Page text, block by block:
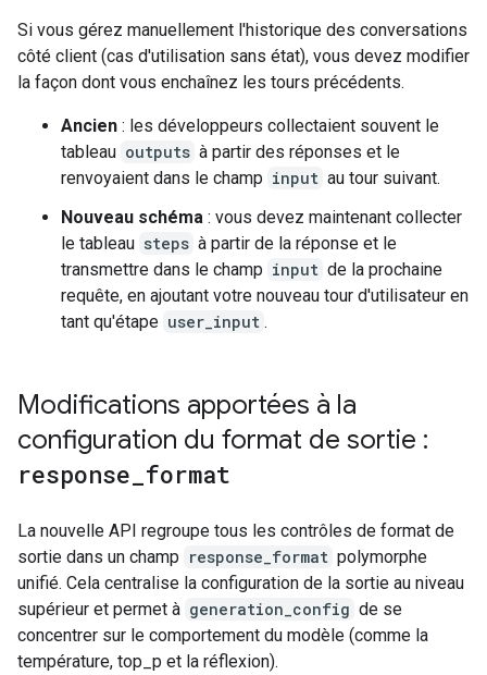
Si vous gérez manuellement l'historique des conversations
côté client (cas d'utilisation sans état), vous devez modifier
la façon dont vous enchaînez les tours précédents.
Ancien : les développeurs collectaient souvent le
tableau outputs à partir des réponses et le
renvoyaient dans le champ input au tour suivant.
Nouveau schéma : vous devez maintenant collecter
le tableau steps à partir de la réponse et le
transmettre dans le champ input de la prochaine
requête, en ajoutant votre nouveau tour d'utilisateur en
tant qu'étape user_input .
Modifications apportées à la
configuration du format de sortie :
response format
La nouvelle API regroupe tous les contrôles de format de
sortie dans un champ response_format polymorphe
unifié. Cela centralise la configuration de la sortie au niveau
supérieur et permet à generation_config de se
concentrer sur le comportement du modèle (comme la
température, top_p et la réflexion).